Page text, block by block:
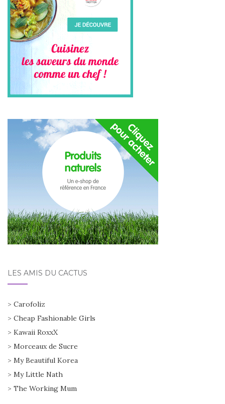
LES AMIS DU CACTUS
> Carofoliz
> Cheap Fashionable Girls
> Kawaii RoxxX
> Morceaux de Sucre
> My Beautiful Korea
> My Little Nath
> The Working Mum